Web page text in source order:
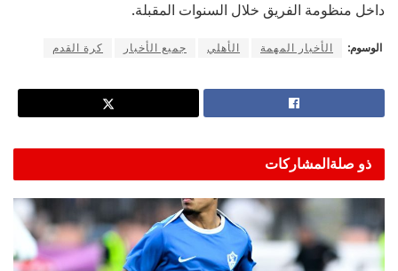
داخل منظومة الفريق خلال السنوات المقبلة.
الوسوم: الأخبار المهمة الأهلي جميع الأخبار كرة القدم
ذو صلةالمشاركات